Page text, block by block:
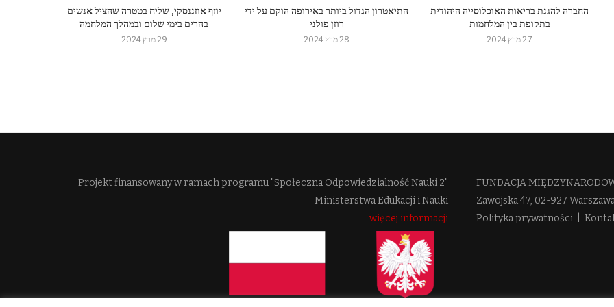
יוזף אוזננסקי, שליח בטטרה שהציל אנשים
בהרים בימי שלום ובמהלך המלחמה
29 מרץ 2024
התיאטרון הגדול ביותר באירופה הוקם על ידי
רוזן פולני
28 מרץ 2024
החברה להגנת בריאות האוכלוסייה היהודית
בתקופת בין המלחמות
27 מרץ 2024
FUNDACJA
Zawojska 47, 02-927
Polityka prywatności |
Projekt finansowany w ramach programu "Społeczna Odpowiedzialność Nauki 2"
Ministerstwa Edukacji i Nauki
więcej informacji